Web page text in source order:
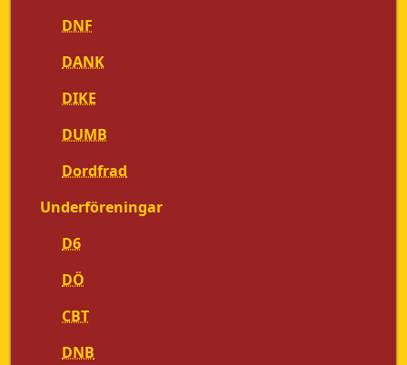
DNF
DANK
DIKE
DUMB
Dordfrad
Underföreningar
D6
DÖ
CBT
DNB